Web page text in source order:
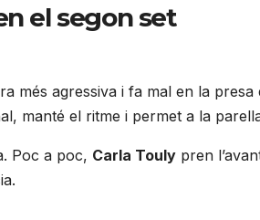
el segon set
més agressiva i fa mal en la presa
manté el ritme i permet a la
Poc a poc, Carla Touly pren